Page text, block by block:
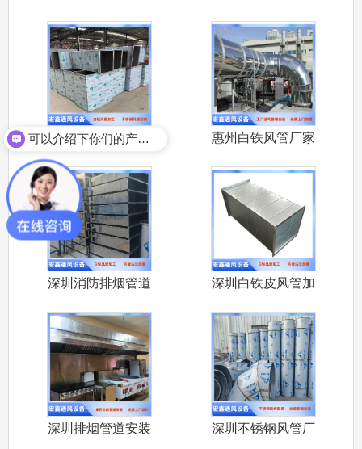
惠州不锈钢通风管
惠州白铁风管厂家
深圳消防排烟管道
深圳白铁皮风管加
深圳排烟管道安装
深圳不锈钢风管厂
可以介绍下你们的产品么？